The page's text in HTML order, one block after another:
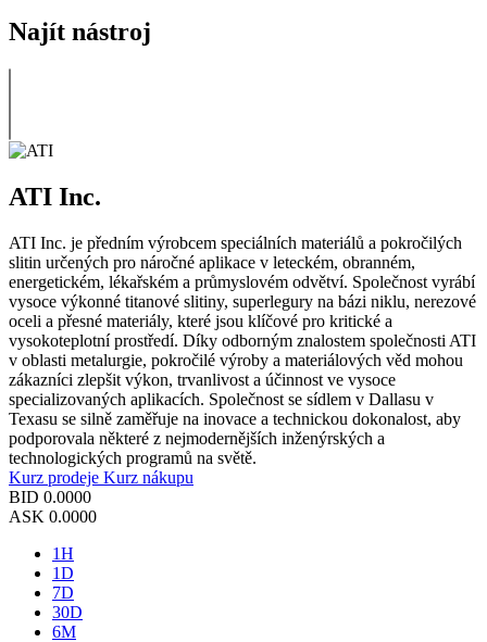
Najít nástroj
ATI Inc.
ATI Inc. je předním výrobcem speciálních materiálů a pokročilých
slitin určených pro náročné aplikace v leteckém, obranném,
energetickém, lékařském a průmyslovém odvětví. Společnost vyrábí
vysoce výkonné titanové slitiny, superlegury na bázi niklu, nerezové
oceli a přesné materiály, které jsou klíčové pro kritické a
vysokoteplotní prostředí. Díky odborným znalostem společnosti ATI
v oblasti metalurgie, pokročilé výroby a materiálových věd mohou
zákazníci zlepšit výkon, trvanlivost a účinnost ve vysoce
specializovaných aplikacích. Společnost se sídlem v Dallasu v
Texasu se silně zaměřuje na inovace a technickou dokonalost, aby
podporovala některé z nejmodernějších inženýrských a
technologických programů na světě.
Kurz prodeje Kurz nákupu
BID 0.0000
ASK 0.0000
1H
1D
7D
30D
6M